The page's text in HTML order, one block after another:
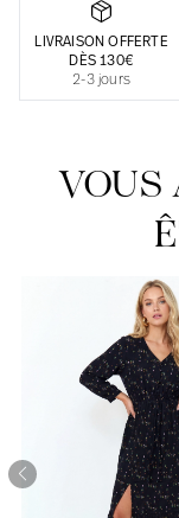
Notre actualité
LIVRAISON OFFERTE
DÈS 130€
2-3 jours
VOUS